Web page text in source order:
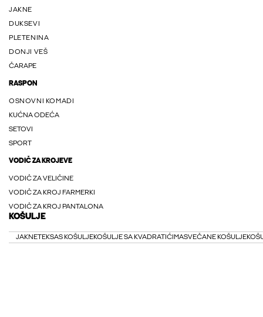
JAKNE
DUKSEVI
PLETENINA
DONJI VEŠ
ČARAPE
RASPON
OSNOVNI KOMADI
KUĆNA ODEĆA
SETOVI
SPORT
VODIČ ZA KROJEVE
VODIČ ZA VELIČINE
VODIČ ZA KROJ FARMERKI
VODIČ ZA KROJ PANTALONA
KOŠULJE
JAKNETEKSAS KOŠULJEKOŠULJE SA KVADRATIĆIMASVEČANE KOŠULJE